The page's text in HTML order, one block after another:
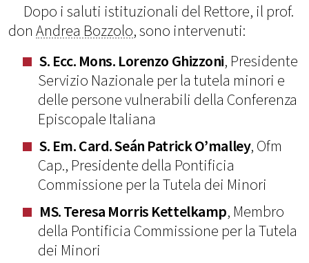
Dopo i saluti istituzionali del Rettore, il prof.
donAndrea Bozzolo, sono intervenuti:
S. Ecc. Mons. Lorenzo Ghizzoni, Presidente
Servizio Nazionale per la tutela minori e
delle persone vulnerabili della Conferenza
Episcopale Italiana
S. Em. Card. Seán Patrick O’malley, Ofm
Cap., Presidente della Pontificia
Commissione per la Tutela dei Minori
MS. Teresa Morris Kettelkamp, Membro
della Pontificia Commissione per la Tutela
dei Minori